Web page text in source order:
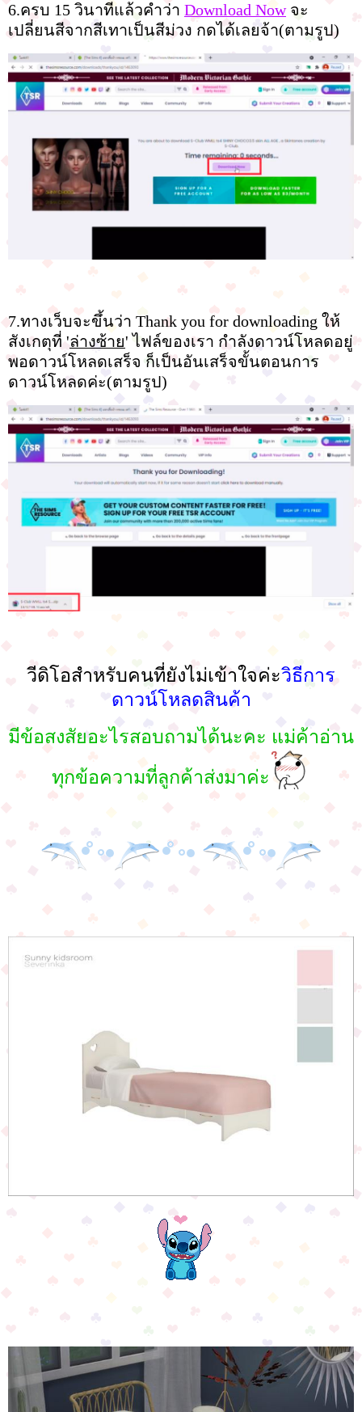
6.ครบ 15 วินาทีแล้วคำว่า Download Nowจะ
เปลี่ยนสีจากสีเทาเป็นสีม่วง กดได้เลยจ้า(ตามรูป)
7.ทางเว็บจะขึ้นว่า Thank you for downloading ให้
สังเกตุที่ 'ล่างซ้าย' ไฟล์ของเรา กำลังดาวน์โหลดอยู่
พอดาวน์โหลดเสร็จ ก็เป็นอันเสร็จขั้นตอนการ
ดาวน์โหลดค่ะ(ตามรูป)
วีดิโอสำหรับคนที่ยังไม่เข้าใจค่ะวิธีการ
ดาวน์โหลดสินค้า
มีข้อสงสัยอะไรสอบถามได้นะคะ แม่ค้าอ่าน
ทุกข้อความที่ลูกค้าส่งมาค่ะ